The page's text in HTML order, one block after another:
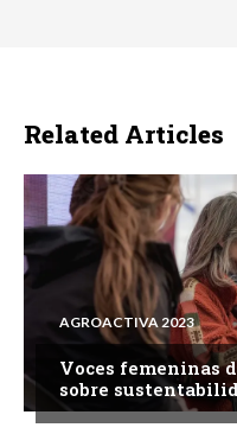
Related Articles
AGROACTIVA 2023
Voces femeninas
sobre